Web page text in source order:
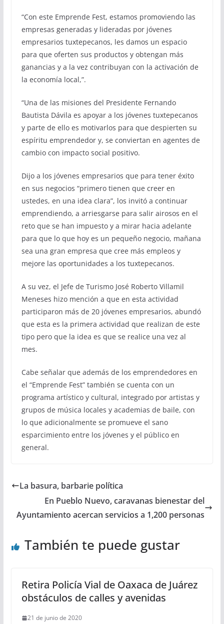
“Con este Emprende Fest, estamos promoviendo las
empresas generadas y lideradas por jóvenes
empresarios tuxtepecanos, les damos un espacio
para que oferten sus productos y obtengan más
ganancias y a la vez contribuyan con la activación de
la economía local,”.
“Una de las misiones del Presidente Fernando
Bautista Dávila es apoyar a los jóvenes tuxtepecanos
y parte de ello es motivarlos para que despierten su
espíritu emprendedor y, se conviertan en agentes de
cambio con impacto social positivo.
Dijo a los jóvenes empresarios que para tener éxito
en sus negocios “primero tienen que creer en
ustedes, en una idea clara”, los invitó a continuar
emprendiendo, a arriesgarse para salir airosos en el
reto que se han impuesto y a mirar hacia adelante
para que lo que hoy es un pequeño negocio, mañana
sea una gran empresa que cree más empleos y
mejore las oportunidades a los tuxtepecanos.
A su vez, el Jefe de Turismo José Roberto Villamil
Meneses hizo mención a que en esta actividad
participaron más de 20 jóvenes empresarios, abundó
que esta es la primera actividad que realizan de este
tipo pero que la idea es que se realice una vez al
mes.
Cabe señalar que además de los emprendedores en
el “Emprende Fest” también se cuenta con un
programa artístico y cultural, integrado por artistas y
grupos de música locales y academias de baile, con
lo que adicionalmente se promueve el sano
esparcimiento entre los jóvenes y el público en
general.
La basura, barbarie política
En Pueblo Nuevo, caravanas bienestar del
Ayuntamiento acercan servicios a 1,200 personas
También te puede gustar
Retira Policía Vial de Oaxaca de Juárez
obstáculos de calles y avenidas
21 de junio de 2020